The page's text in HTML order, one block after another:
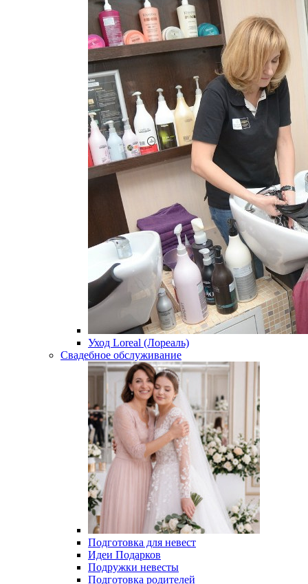
Уход Loreal (Лореаль)
Свадебное обслуживание
Подготовка для невест
Идеи Подарков
Подружки невесты
Подготовка родителей